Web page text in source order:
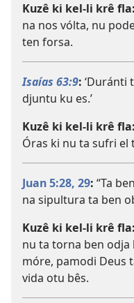
Kuzê ki kel-li krê fla:
na nos vólta, nu
ten forsa.
Isaías 63:9: ‘Duránti
djuntu ku es.’
Kuzê ki kel-li krê fla:
Óras ki nu ta sufri
Juan 5:28, 29: “Ta
na sipultura ta ben
Kuzê ki kel-li krê fla:
nu ta torna ben odja
móre, pamodi Deus
vida otu bês.